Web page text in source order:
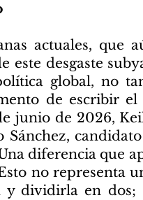
actuales, que
desgaste
global, no
de escribir el
junio de 2026,
Sánchez,
diferencia que
no representa
dividirla en dos;